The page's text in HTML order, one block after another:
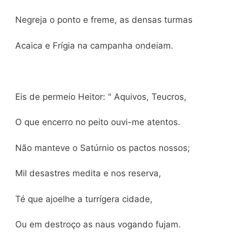
Negreja o ponto e freme, as densas turmas
Acaica e Frígia na campanha ondeiam.
Eis de permeio Heitor: " Aquivos, Teucros,
O que encerro no peito ouvi-me atentos.
Não manteve o Satúrnio os pactos nossos;
Mil desastres medita e nos reserva,
Té que ajoelhe a turrígera cidade,
Ou em destroço as naus vogando fujam.